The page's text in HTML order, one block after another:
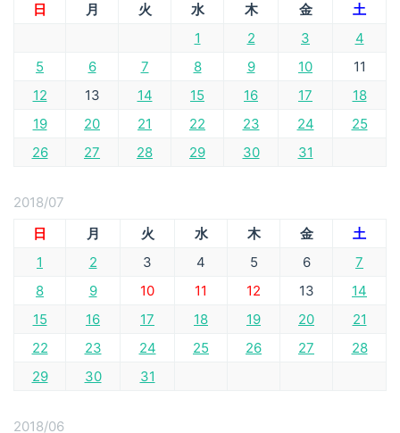
日
月 火 水 木 金
土
1
2 3
4
5
6 7 8 9 10
11
12
13 14 15 16 17
18
19
20 21 22 23 24
25
26
27 28 29 30 31
2018/07
日
月 火 水 木 金
土
1
2 3 4 5 6
7
8
9 10 11 12 13
14
15
16 17 18 19 20
21
22
23 24 25 26 27
28
29
30 31
2018/06